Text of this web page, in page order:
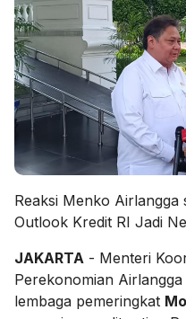
Reaksi Menko
Outlook Kredit RI Jadi
JAKARTA - Menteri
Perekonomian
lembaga pemeringkat